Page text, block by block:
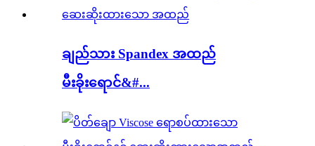
ချည်သား Spandex အထည်
မီးခိုးရောင်&#...